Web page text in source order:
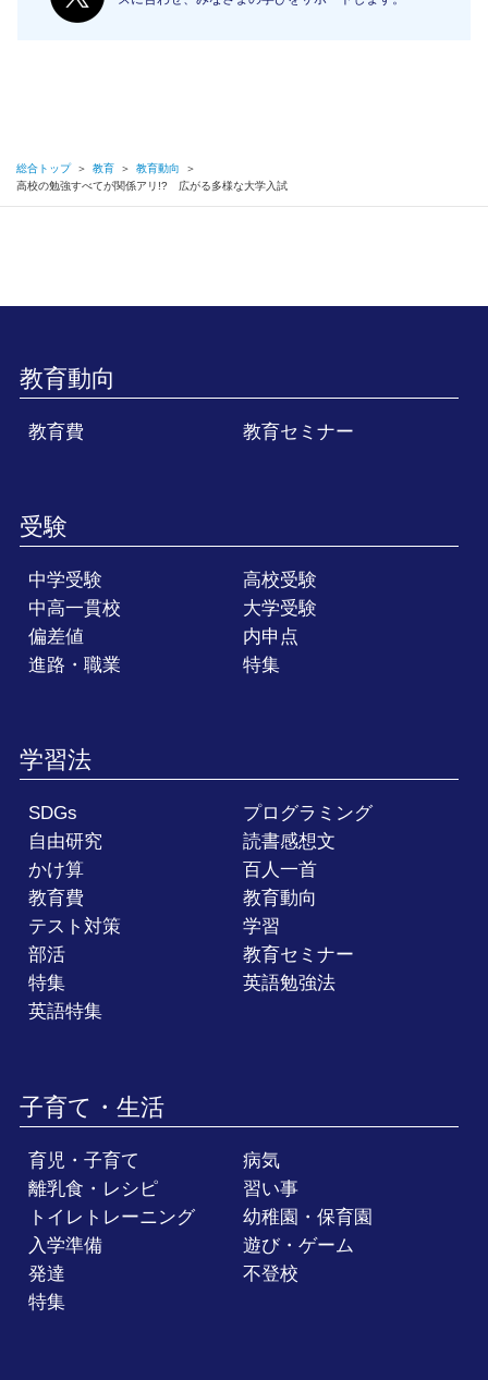
総合トップ ＞ 教育 ＞ 教育動向
＞
高校の勉強すべてが関係アリ!? 広がる多様な大学入試
教育動向
教育費 教育セミナー
受験
中学受験
高校受験
中高一貫校
大学受験
偏差値
内申点
進路・職業
特集
学習法
SDGs
プログラミング
自由研究
読書感想文
かけ算
百人一首
教育費
教育動向
テスト対策
学習
部活
教育セミナー
特集
英語勉強法
英語特集
子育て・生活
育児・子育て
病気
離乳食・レシピ
習い事
トイレトレーニング
幼稚園・保育園
入学準備
遊び・ゲーム
発達
不登校
特集